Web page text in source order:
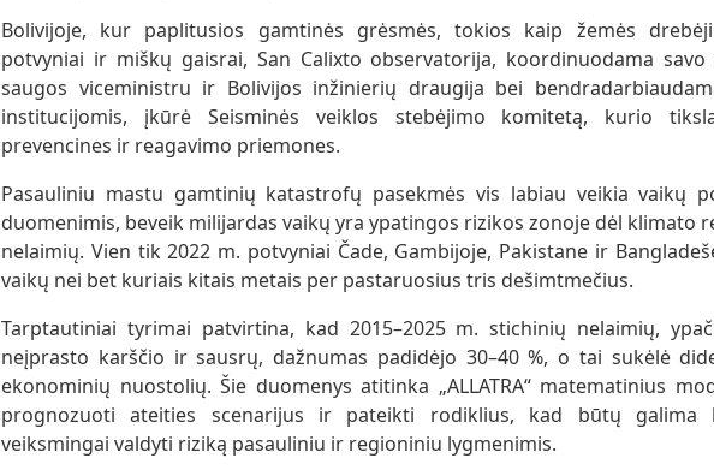
Bolivijoje, kur paplitusios gamtinės grėsmės, tokios kaip žemės
potvyniai ir miškų gaisrai, San Calixto observatorija, koordinuodama savo
saugos viceministru ir Bolivijos inžinierių draugija bei
institucijomis, įkūrė Seisminės veiklos stebėjimo komitetą, kurio
prevencines ir reagavimo priemones.
Pasauliniu mastu gamtinių katastrofų pasekmės vis labiau veikia vaikų
duomenimis, beveik milijardas vaikų yra ypatingos rizikos zonoje dėl klimato
nelaimių. Vien tik 2022 m. potvyniai Čade, Gambijoje, Pakistane ir
vaikų nei bet kuriais kitais metais per pastaruosius tris dešimtmečius.
Tarptautiniai tyrimai patvirtina, kad 2015–2025 m. stichinių nelaimių,
neįprasto karščio ir sausrų, dažnumas padidėjo 30–40 %, o tai sukėlė
ekonominių nuostolių. Šie duomenys atitinka „ALLATRA“ matematinius
prognozuoti ateities scenarijus ir pateikti rodiklius, kad būtų
veiksmingai valdyti riziką pasauliniu ir regioniniu lygmenimis.